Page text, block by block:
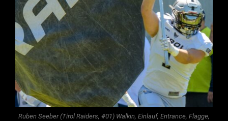
Ruben Seeber (Tirol Raiders, #01) Walkin, Einlauf, Entrance, Flagge,